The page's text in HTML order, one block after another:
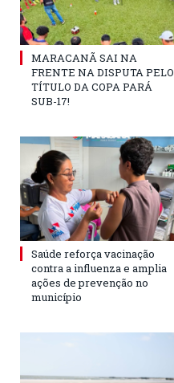
MARACANÃ SAI NA
FRENTE NA DISPUTA PELO
TÍTULO DA COPA PARÁ
SUB-17!
Saúde reforça vacinação
contra a influenza e amplia
ações de prevenção no
município